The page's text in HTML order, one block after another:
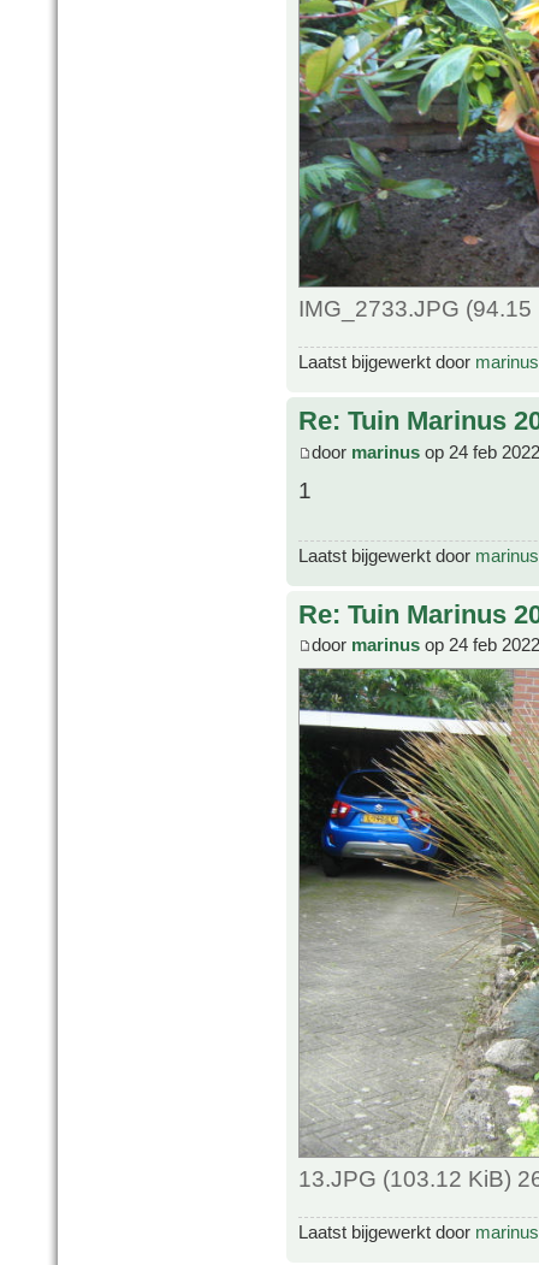
IMG_2733.JPG
Laatst bijgewerkt door marinus
Re: Tuin Marinus
door marinus op 24 feb
1
Laatst bijgewerkt door marinus
Re: Tuin Marinus
door marinus op 24 feb
13.JPG (103.12 KiB)
Laatst bijgewerkt door marinus